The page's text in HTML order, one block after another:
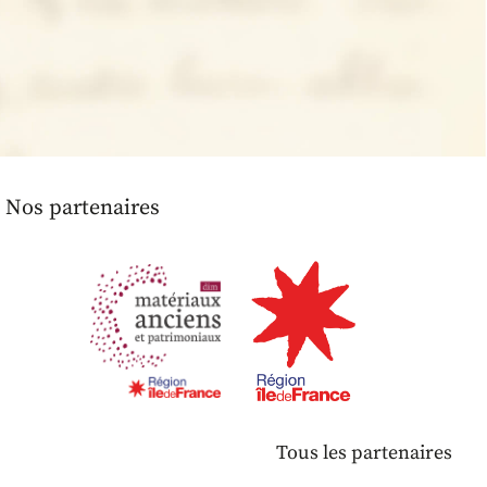
Nos partenaires
Tous les partenaires